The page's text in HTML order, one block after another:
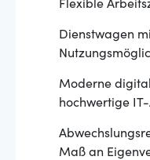
Flexible
Dienstwagen
Moderne
hochwertige
Maß an